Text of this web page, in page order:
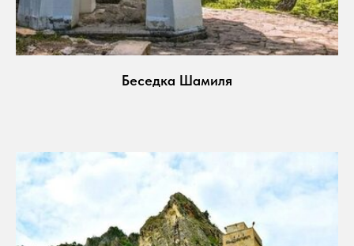
Беседка Шамиля